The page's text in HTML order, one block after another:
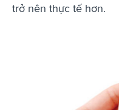
trở nên thực tế hơn.